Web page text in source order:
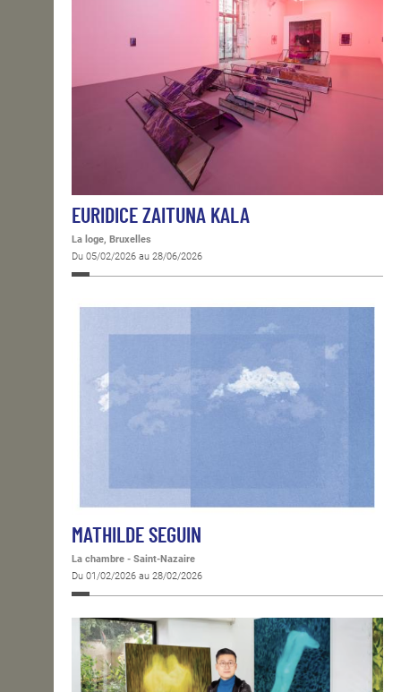
EURIDICE ZAITUNA KALA
La loge, Bruxelles
Du 05/02/2026 au 28/06/2026
MATHILDE SEGUIN
La chambre - Saint-Nazaire
Du 01/02/2026 au 28/02/2026